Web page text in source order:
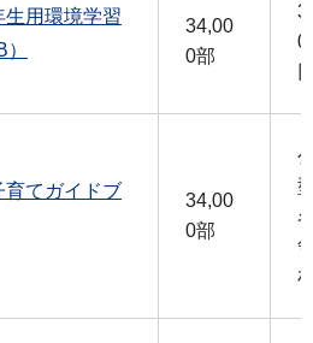
用環境学習
34,00
0部
育てガイドブ
34,00
0部